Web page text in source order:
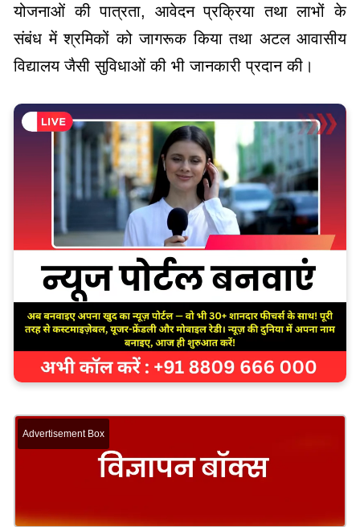
योजनाओं की पात्रता, आवेदन प्रक्रिया तथा लाभों के
संबंध में श्रमिकों को जागरूक किया तथा अटल आवासीय
विद्यालय जैसी सुविधाओं की भी जानकारी प्रदान की।
Advertisement Box